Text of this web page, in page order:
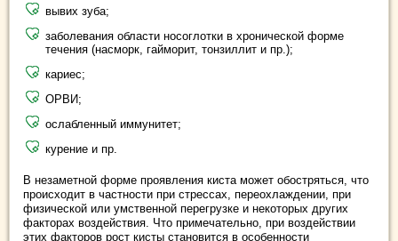
вывих зуба;
заболевания области носоглотки в хронической форме
течения (насморк, гайморит, тонзиллит и пр.);
кариес;
ОРВИ;
ослабленный иммунитет;
курение и пр.
В незаметной форме проявления киста может обостряться, что
происходит в частности при стрессах, переохлаждении, при
физической или умственной перегрузке и некоторых других
факторах воздействия. Что примечательно, при воздействии
этих факторов рост кисты становится в особенности